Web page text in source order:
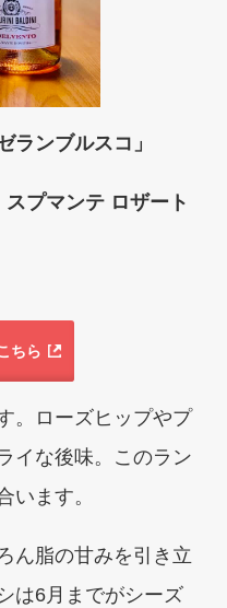
ンブルスコ」
プマンテ ロザート
ちら
。ローズヒップやプ
イな後味。このラン
います。
ん脂の甘みを引き立
は6月までがシーズ